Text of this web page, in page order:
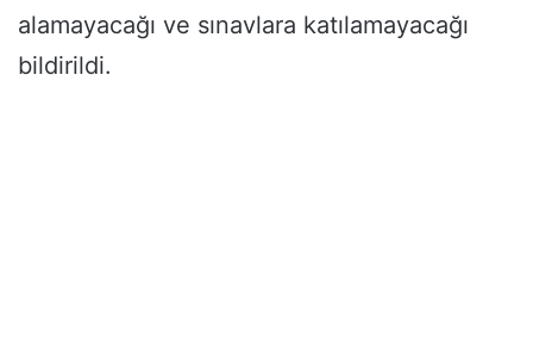
alamayacağı ve sınavlara katılamayacağı
bildirildi.